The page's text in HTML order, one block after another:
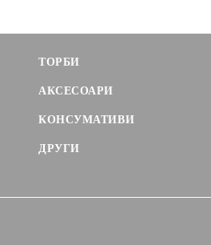
ТОРБИ
АКСЕСОАРИ
КОНСУМАТИВИ
ДРУГИ